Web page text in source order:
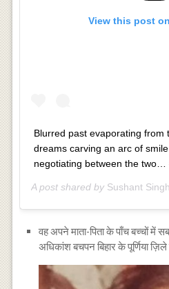
View this post
Blurred past evaporating from
dreams carving an arc of
negotiating between the two…
A post shared by Sushant
वह अपने माता-पिता के पाँच बच्चों में
अधिकांश बचपन बिहार के पूर्णिया ज़िले